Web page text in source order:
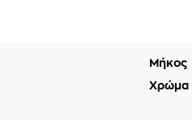
Μήκος
Χρώμα